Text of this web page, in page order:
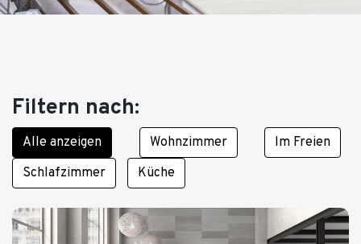
Filtern nach:
Alle anzeigen Wohnzimmer
Im Freien
Schlafzimmer
Küche